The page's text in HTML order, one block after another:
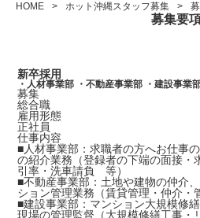
HOME ホット沖縄スタッフ募集
募集要
新卒採用
・人材事業部 ・不動産事業部 ・建設事業
募集
総合職
雇用形態
正社員
仕事内容
■人材事業部：求職者の方へお仕事
の紹介業務（登録者の下端の面接・
引率・洗車請負 等）
■不動産事業部：土地や建物の仲介
ション管理業務（賃貸管理・仲介・
■建設事業部：マンション大規模修
現場の管理監督（大規模修繕工事・